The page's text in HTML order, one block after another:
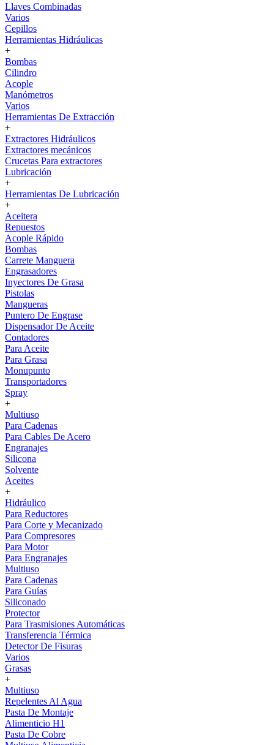
Llaves Combinadas
Varios
Cepillos
Herramientas Hidráulicas
+
Bombas
Cilindro
Acople
Manómetros
Varios
Herramientas De Extracción
+
Extractores Hidráulicos
Extractores mecánicos
Crucetas Para extractores
Lubricación
+
Herramientas De Lubricación
+
Aceitera
Repuestos
Acople Rápido
Bombas
Carrete Manguera
Engrasadores
Inyectores De Grasa
Pistolas
Mangueras
Puntero De Engrase
Dispensador De Aceite
Contadores
Para Aceite
Para Grasa
Monupunto
Transportadores
Spray
+
Multiuso
Para Cadenas
Para Cables De Acero
Engranajes
Silicona
Solvente
Aceites
+
Hidráulico
Para Reductores
Para Corte y Mecanizado
Para Compresores
Para Motor
Para Engranajes
Multiuso
Para Cadenas
Para Guías
Siliconado
Protector
Para Trasmisiones Automáticas
Transferencia Térmica
Detector De Fisuras
Varios
Grasas
+
Multiuso
Repelentes Al Agua
Pasta De Montaje
Alimenticio H1
Pasta De Cobre